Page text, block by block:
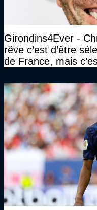
Girondins4Ever -
rêve c’est d’être
de France, mais